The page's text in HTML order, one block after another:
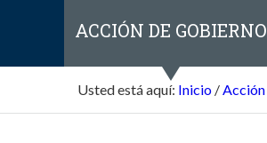
ACCIÓN DE GOBIERNO
Usted está aquí: Inicio /